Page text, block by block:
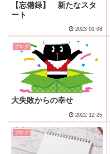
【忘備録】 新たなスタ
ート
2023-01-08
ブログ
大失敗からの幸せ
2022-12-25
ブログ